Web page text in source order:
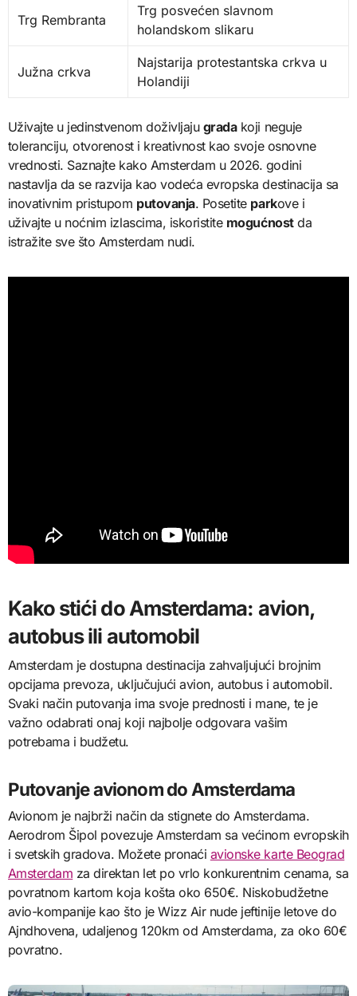
Trg Rembranta
Trg posvećen slavnom
holandskom slikaru
Južna crkva
Najstarija protestantska crkva u
Holandiji
Uživajte u jedinstvenom doživljaju gradakoji neguje
toleranciju, otvorenost i kreativnost kao svoje osnovne
vrednosti. Saznajte kako Amsterdam u 2026. godini
nastavlja da se razvija kao vodeća evropska destinacija sa
inovativnim pristupom putovanja. Posetite parkove i
uživajte u noćnim izlascima, iskoristite mogućnostda
istražite sve što Amsterdam nudi.
Kako stići do Amsterdama: avion,
autobus ili automobil
Amsterdam je dostupna destinacija zahvaljujući brojnim
opcijama prevoza, uključujući avion, autobus i automobil.
Svaki način putovanja ima svoje prednosti i mane, te je
važno odabrati onaj koji najbolje odgovara vašim
potrebama i budžetu.
Putovanje avionom do Amsterdama
Avionom je najbrži način da stignete do Amsterdama.
Aerodrom Šipol povezuje Amsterdam sa većinom evropskih
i svetskih gradova. Možete pronaći avionske karte Beograd
Amsterdam za direktan let po vrlo konkurentnim cenama, sa
povratnom kartom koja košta oko 650€. Niskobudžetne
avio-kompanije kao što je Wizz Air nude jeftinije letove do
Ajndhovena, udaljenog 120km od Amsterdama, za oko 60€
povratno.